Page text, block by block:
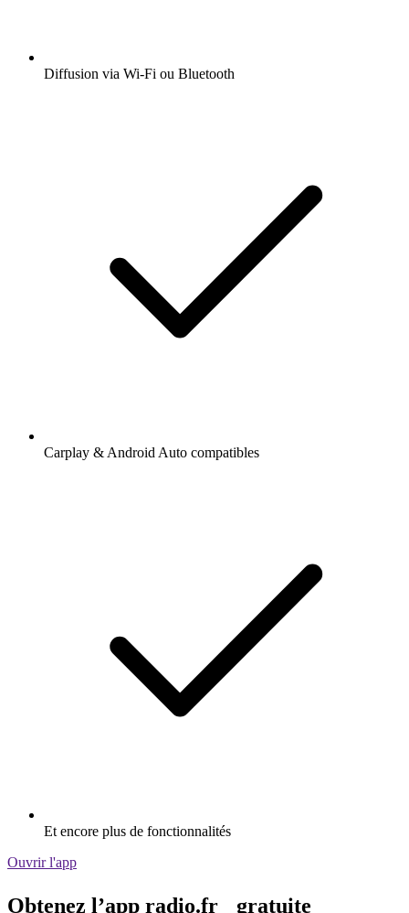
Diffusion via Wi-Fi ou Bluetooth
Carplay & Android Auto compatibles
Et encore plus de fonctionnalités
Ouvrir l'app
Obtenez l’app radio.fr gratuite